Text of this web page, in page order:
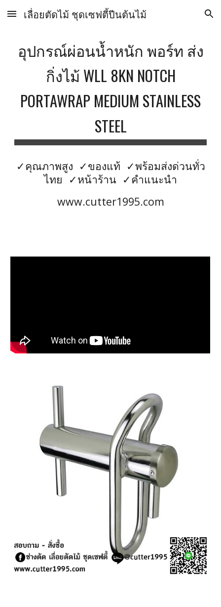
Skip to main content Skip to navigation
เลื่อยตัดไม้ ชุดเซฟตี้ปีนต้นไม้
อุปกรณ์ผ่อนน้ำหนัก พอร์ท ส่ง
กิ่งไม้ WLL 8KN NOTCH
PORTAWRAP MEDIUM STAINLESS
STEEL
✓คุณภาพสูง ✓ของแท้ ✓พร้อมส่งด่วนทั่ว
ไทย ✓หน้าร้าน ✓คำแนะนำ
www.cutter1995.com